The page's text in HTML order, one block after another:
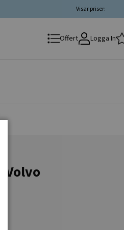
Visar priser:
Offert Logga In
Volvo